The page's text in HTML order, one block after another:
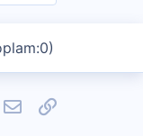
E-postaLink